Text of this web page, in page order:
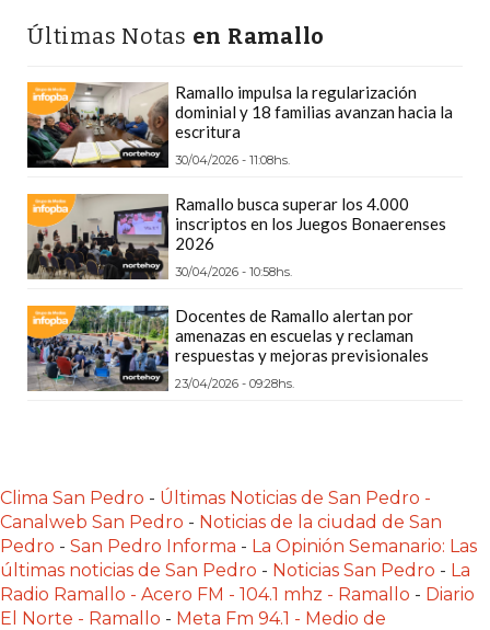
PEDIDOS
WHATSAPP
TIENDA
ONLINE
EN
ARGENTINA:
CHANGUITO.COM.AR
OTRAS
PLATAFORMAS
DE
CÓMO
RECIBIR
PEDIDOS
DE
COMIDA
Últimas Notas en Ramallo
Ramallo impulsa la regularización
dominial y 18 familias avanzan hacia la
escritura
30/04/2026 - 11:08hs.
Ramallo busca superar los 4.000
inscriptos en los Juegos Bonaerenses
2026
30/04/2026 - 10:58hs.
Docentes de Ramallo alertan por
amenazas en escuelas y reclaman
respuestas y mejoras previsionales
23/04/2026 - 09:28hs.
Clima San Pedro - Últimas Noticias de San Pedro -
Canalweb San Pedro - Noticias de la ciudad de San
Pedro - San Pedro Informa - La Opinión Semanario: Las
últimas noticias de San Pedro - Noticias San Pedro - La
Radio Ramallo - Acero FM - 104.1 mhz - Ramallo - Diario
El Norte - Ramallo - Meta Fm 94.1 - Medio de